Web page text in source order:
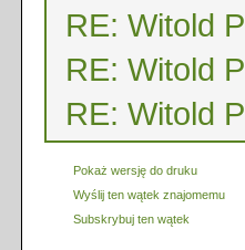
RE: Witold
RE: Witold
RE: Witold
Pokaż wersję do druku
Wyślij ten wątek znajomemu
Subskrybuj ten wątek